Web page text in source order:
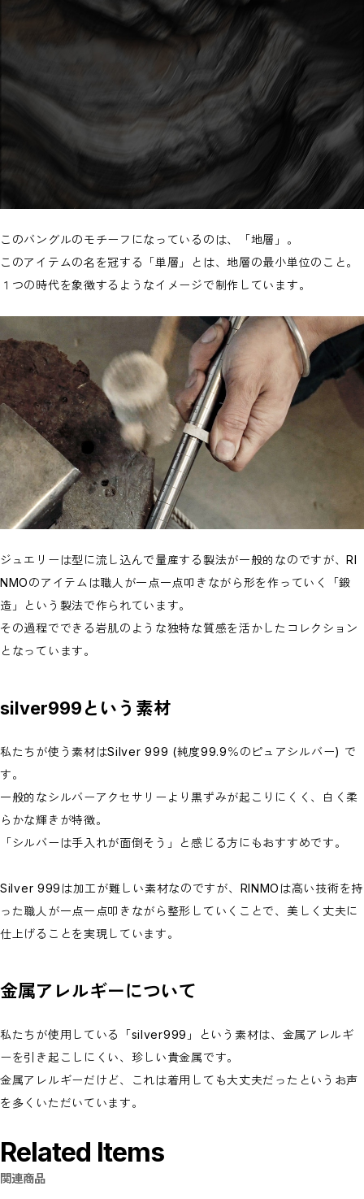
このバングルのモチーフになっているのは、「地層」。
このアイテムの名を冠する「単層」とは、地層の最小単位のこと。
１つの時代を象徴するようなイメージで制作しています。
ジュエリーは型に流し込んで量産する製法が一般的なのですが、RI
NMOのアイテムは職人が一点一点叩きながら形を作っていく「鍛
造」という製法で作られています。
その過程でできる岩肌のような独特な質感を活かしたコレクション
となっています。
silver999という素材
私たちが使う素材はSilver 999 (純度99.9％のピュアシルバー) で
す。
一般的なシルバーアクセサリーより黒ずみが起こりにくく、白く柔
らかな輝きが特徴。
「シルバーは手入れが面倒そう」と感じる方にもおすすめです。
Silver 999は加工が難しい素材なのですが、RINMOは高い技術を持
った職人が一点一点叩きながら整形していくことで、美しく丈夫に
仕上げることを実現しています。
金属アレルギーについて
私たちが使用している「silver999」という素材は、金属アレルギ
ーを引き起こしにくい、珍しい貴金属です。
金属アレルギーだけど、これは着用しても大丈夫だったというお声
を多くいただいています。
Related Items
関連商品